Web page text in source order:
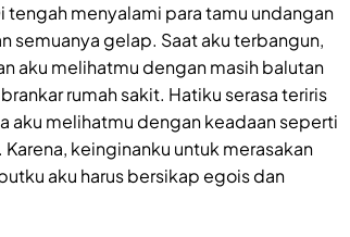
menyalami para tamu undangan
semuanya gelap. Saat aku terbangun,
aku melihatmu dengan masih balutan
rumah sakit. Hatiku serasa teriris
aku melihatmu dengan keadaan seperti
keinginanku untuk merasakan
aku harus bersikap egois dan